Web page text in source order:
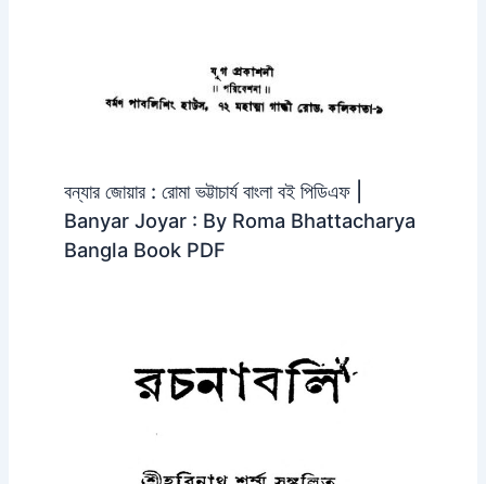
বন্যার জোয়ার : রোমা ভট্টাচার্য বাংলা বই পিডিএফ |
Banyar Joyar : By Roma Bhattacharya
Bangla Book PDF